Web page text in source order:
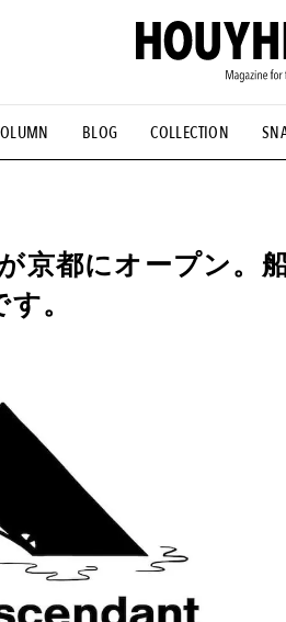
BLOG COLLECTION
#古着サミット #NEW
#FOCUS IT #AH.H #ととけん
京都にオープン。
。